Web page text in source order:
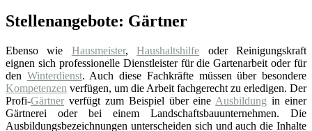
Stellenangebote: Gärtner
Ebenso wie Hausmeister,Haushaltshilfe oder Reinigungskraft
eignen sich professionelle Dienstleister für die Gartenarbeit oder für
den Winterdienst. Auch diese Fachkräfte müssen über besondere
Kompetenzen verfügen, um die Arbeit fachgerecht zu erledigen. Der
Profi-Gärtner verfügt zum Beispiel über eine Ausbildung in einer
Gärtnerei oder bei einem Landschaftsbauunternehmen. Die
Ausbildungsbezeichnungen unterscheiden sich und auch die Inhalte